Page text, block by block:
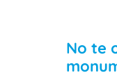
No te